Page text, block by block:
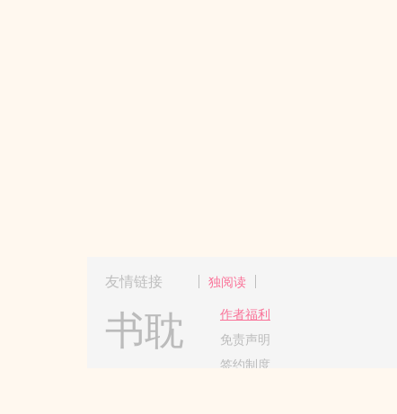
友情链接 独阅读
书耽
作者福利
免责声明
签约制度